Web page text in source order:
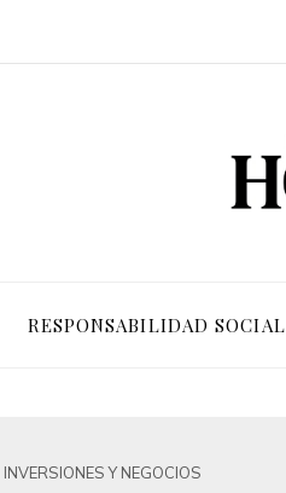
RESPONSABILIDAD SOCIAL
INVERSIONES Y NEGOCIOS